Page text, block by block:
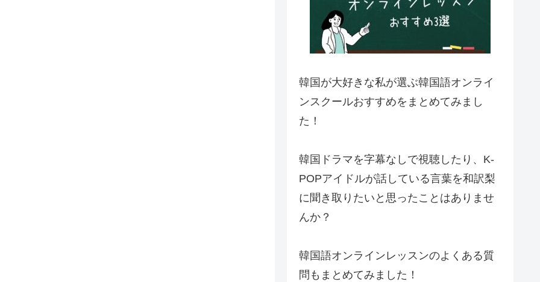
韓国が大好きな私が選ぶ韓国語オンライ
ンスクールおすすめをまとめてみまし
た！
韓国ドラマを字幕なしで視聴したり、K-
POPアイドルが話している言葉を和訳梨
に聞き取りたいと思ったことはありませ
んか？
韓国語オンラインレッスンのよくある質
問もまとめてみました！